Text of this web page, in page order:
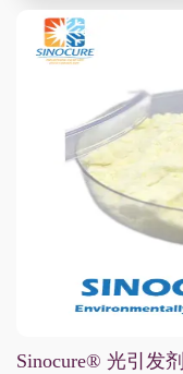
Sinocure® 光引发剂